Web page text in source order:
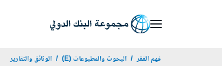
فهم الفقر البحوث والمطبوعات (E) الوثائق والتقارير